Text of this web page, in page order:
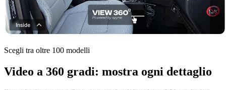
Scegli tra oltre 100 modelli
Video a 360 gradi: mostra ogni dettaglio